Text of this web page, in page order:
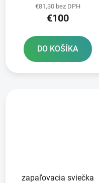
rozpojovacej spojky
CLIP
€81,30 bez DPH
€100
DO KOŠÍKA
zapaľovacia sviečka